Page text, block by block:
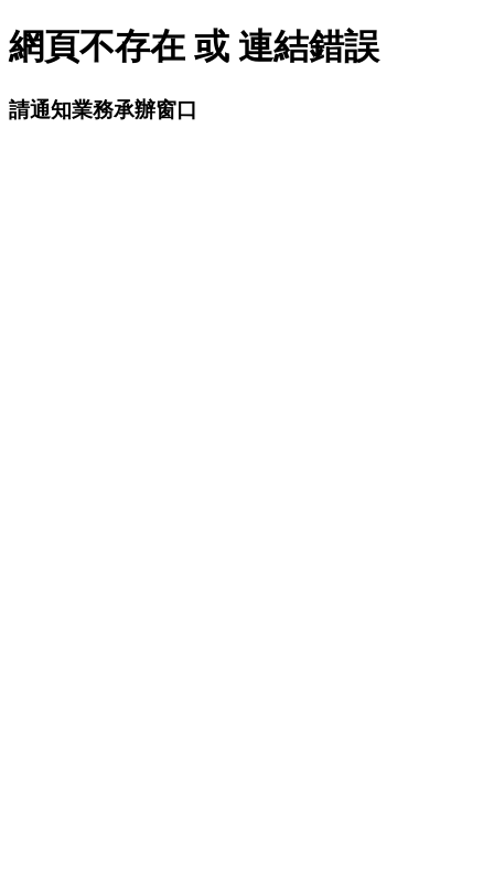
網頁不存在 或 連結錯誤
請通知業務承辦窗口